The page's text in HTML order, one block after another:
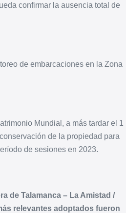
confirmar la ausencia total de
de embarcaciones en la Zona
Mundial, a más tardar el 1
de la propiedad para
de sesiones en 2023.
de Talamanca – La Amistad /
relevantes adoptados fueron